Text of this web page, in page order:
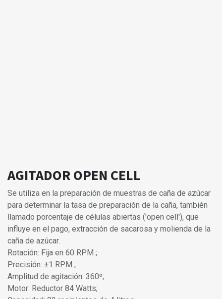
AGITADOR OPEN CELL
Se utiliza en la preparación de muestras de caña de azúcar
para determinar la tasa de preparación de la caña, también
llamado porcentaje de células abiertas ('open cell'), que
influye en el pago, extracción de sacarosa y molienda de la
caña de azúcar.
Rotación: Fija en 60 RPM ;
Precisión: ±1 RPM ;
Amplitud de agitación: 360º;
Motor: Reductor 84 Watts;